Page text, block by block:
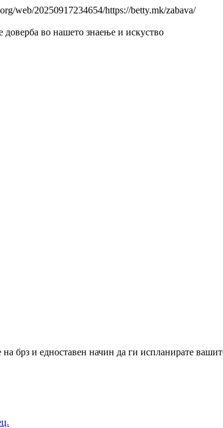
web/20250917234654/https://betty.mk/zabava/
доверба во нашето знаење и искуствo
брз и едноставен начин да ги испланирате